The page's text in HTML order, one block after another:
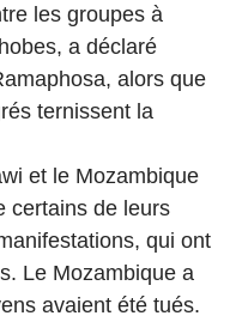
les groupes à
a déclaré
alors que
ternissent la
et le Mozambique
certains de leurs
qui ont
Le Mozambique a
avaient été tués.